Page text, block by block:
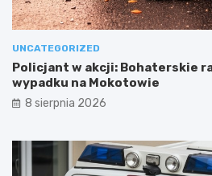
UNCATEGORIZED
Policjant w akcji: Bohaterskie
wypadku na Mokotowie
8 sierpnia 2026